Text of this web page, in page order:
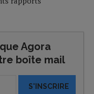
Agora
boîte mail
S'INSCRIRE